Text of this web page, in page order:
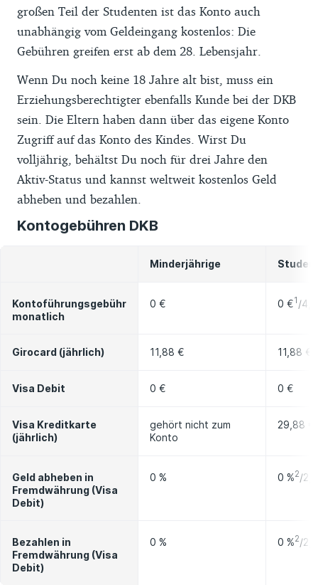
großen Teil der Studenten ist das Konto auch
unabhängig vom Geldeingang kostenlos: Die
Gebühren greifen erst ab dem 28. Lebensjahr.
Wenn Du noch keine 18 Jahre alt bist, muss ein
Erziehungsberechtigter ebenfalls Kunde bei der DKB
sein. Die Eltern haben dann über das eigene Konto
Zugriff auf das Konto des Kindes. Wirst Du
volljährig, behältst Du noch für drei Jahre den
Aktiv-Status und kannst weltweit kostenlos Geld
abheben und bezahlen.
Kontogebühren DKB
Minderjährige
Kontoführungsgebühr
monatlich
0 € 0 €1 /
Girocard (jährlich) 11,88 € 11,88 €
Visa Debit 0 € 0 €
Visa Kreditkarte
(jährlich)
gehört nicht zum
Konto
29,88 €
Geld abheben in
Fremdwährung (Visa
Debit)
0 % 0 %2/
Bezahlen in
Fremdwährung (Visa
Debit)
0 % 0 %2/